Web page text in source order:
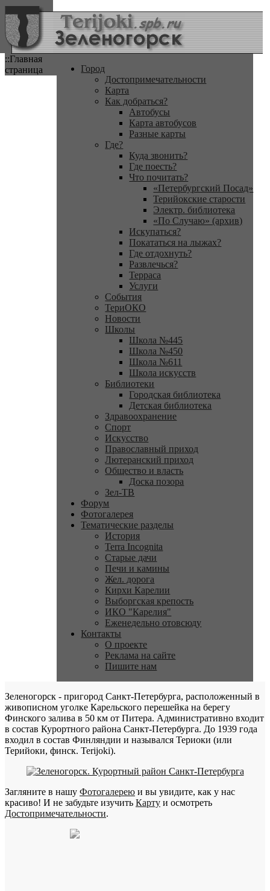
::Главная
страница
Город
Достопримечательности
Карта
Как добраться?
Автобусы
Карта автобусов
Разные карты
Где?
Куда звонить?
Где поесть?
Что почитать?
«Петербургский Посад»
Терийокские старости
Электр. библиотека
«По Случаю» (архив)
Искупаться?
Покататься на лыжах?
Где отдохнуть?
Развлечься?
Терраса
Услуги
События
ТериОКО
Новости
Школы
Школа №445
Школа №450
Школа №611
Школа искусств
Библиотеки
Городская библиотека
Детская библиотека
Здравоохранение
Спорт
Искусство
Православный приход
Лютеранский приход
Общество и власть
Доска позора
Зел-ТВ
Форум
Фотогалерея
Тематические разделы
История
Terra Incognita
Старые дачи
Печи и камины
Жел. дорога
Кирхи Карелии
Выборгская крепость
ИКО "Карелия"
Еженедельно отовсюду
Контакты
О проекте
Реклама на сайте
Пишите нам
Зеленогорск - пригород Санкт-Петербурга, расположенный в
живописном уголке Карельского перешейка на берегу
Финского залива в 50 км от Питера. Административно входит
в состав Курортного района Санкт-Петербурга. До 1939 года
входил в состав Финляндии и назывался Териоки (или
Терийоки, финск. Terijoki).
Загляните в нашу Фотогалерею и вы увидите, как у нас
красиво! И не забудьте изучить Карту и осмотреть
Достопримечательности.